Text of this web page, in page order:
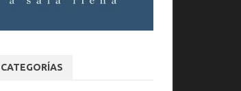
CATEGORÍAS